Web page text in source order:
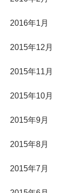
2016年1月
2015年12月
2015年11月
2015年10月
2015年9月
2015年8月
2015年7月